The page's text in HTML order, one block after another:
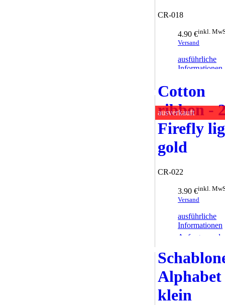
CR-018
4.90 €inkl.
Versand
ausführliche
Informationen
ausverkauft
Cotton
ribbon -
Firefly
gold
CR-022
3.90 €inkl.
Versand
ausführliche
Informationen
Anfrage
Alphabet
klein